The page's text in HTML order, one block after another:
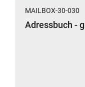
MAILBOX-30-030
Adressbuch -